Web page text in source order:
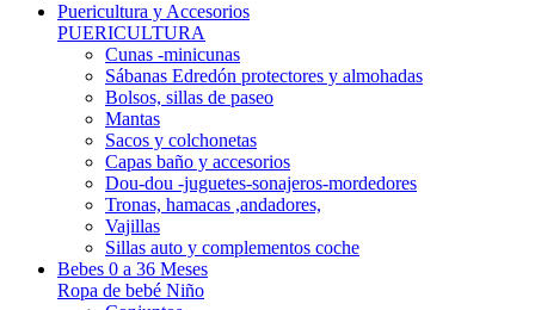
Puericultura y Accesorios
PUERICULTURA
Cunas -minicunas
Sábanas Edredón protectores y almohadas
Bolsos, sillas de paseo
Mantas
Sacos y colchonetas
Capas baño y accesorios
Dou-dou -juguetes-sonajeros-mordedores
Tronas, hamacas ,andadores,
Vajillas
Sillas auto y complementos coche
Bebes 0 a 36 Meses
Ropa de bebé Niño